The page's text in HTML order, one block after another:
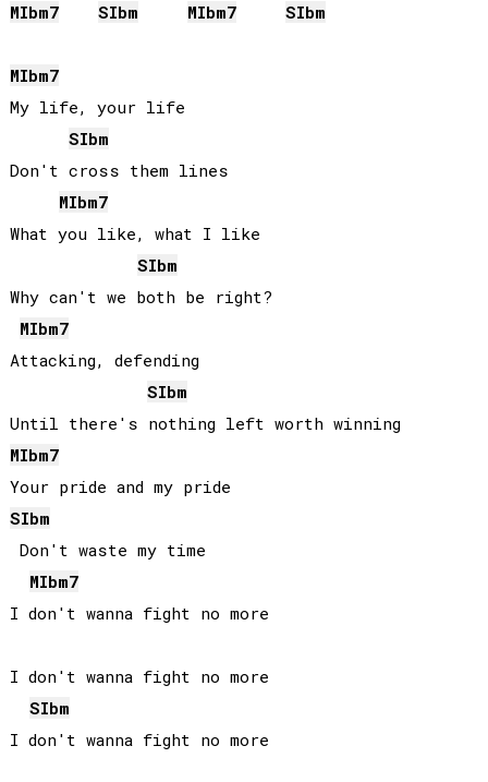
MIbm7 SIbm MIbm7 SIbm
MIbm7
My life, your life
SIbm
Don't cross them lines
MIbm7
What you like, what I like
SIbm
Why can't we both be right?
MIbm7
Attacking, defending
SIbm
MIbm7
SIbm
Don't waste my time
MIbm7
I don't wanna fight no more
I don't wanna fight no more
SIbm
I don't wanna fight no more